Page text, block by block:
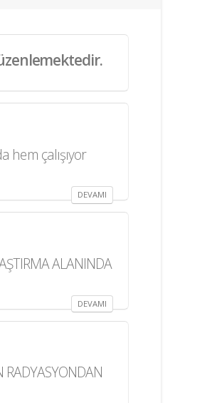
hem çalışıyor
DEVAMI
ALANINDA
DEVAMI
RADYASYONDAN